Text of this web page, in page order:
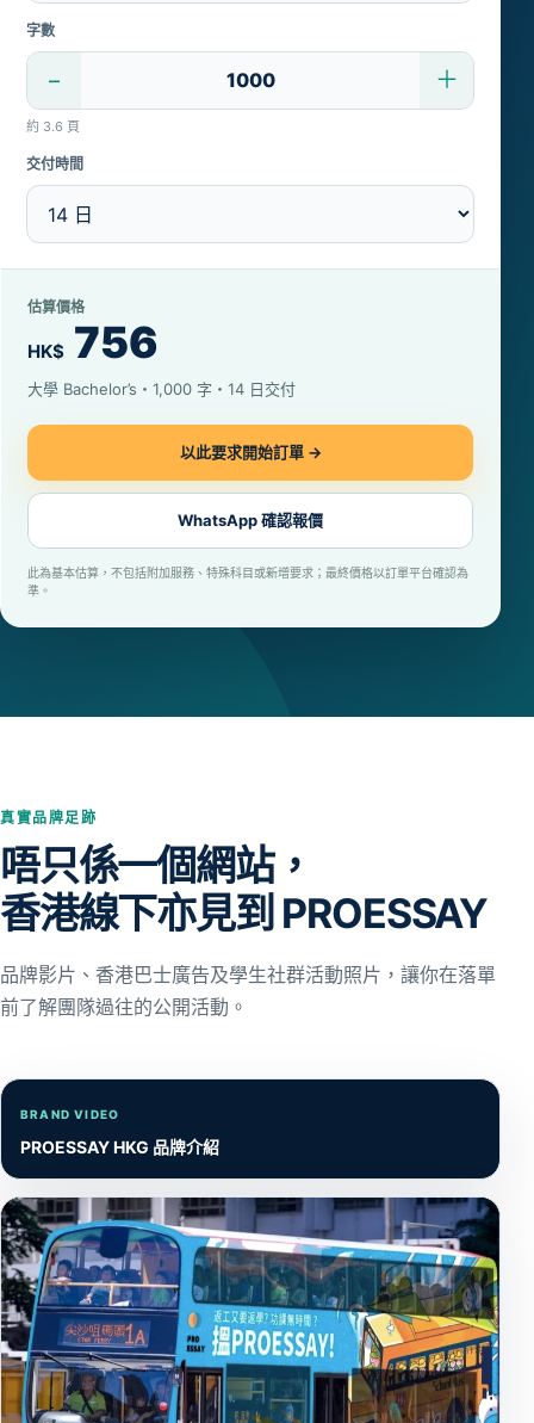
字數
− ＋
約 3.6 頁
交付時間
估算價格
HK$ 756
大學 Bachelor’s・1,000 字・14 日交付
以此要求開始訂單 →
WhatsApp 確認報價
此為基本估算，不包括附加服務、特殊科目或新增要求；最終價格以訂單平台確認為
準。
真實品牌足跡
唔只係一個網站，
香港線下亦見到 PROESSAY
品牌影片、香港巴士廣告及學生社群活動照片，讓你在落單
前了解團隊過往的公開活動。
BRAND VIDEO
PROESSAY HKG 品牌介紹